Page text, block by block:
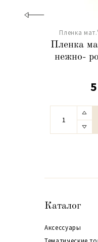
Пленка
Пленка
нежно-
Каталог
Аксессуары